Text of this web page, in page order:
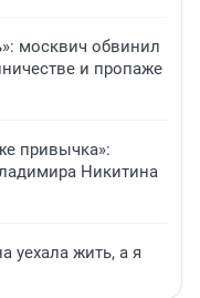
москвич обвинил
и пропаже
привычка»:
Никитина
уехала жить, а я